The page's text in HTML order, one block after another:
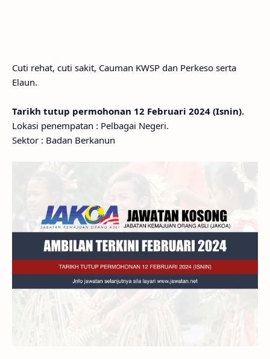
Cuti rehat, cuti sakit, Cauman KWSP dan Perkeso serta
Elaun.
Tarikh tutup permohonan 12 Februari 2024 (Isnin).
Lokasi penempatan : Pelbagai Negeri.
Sektor : Badan Berkanun